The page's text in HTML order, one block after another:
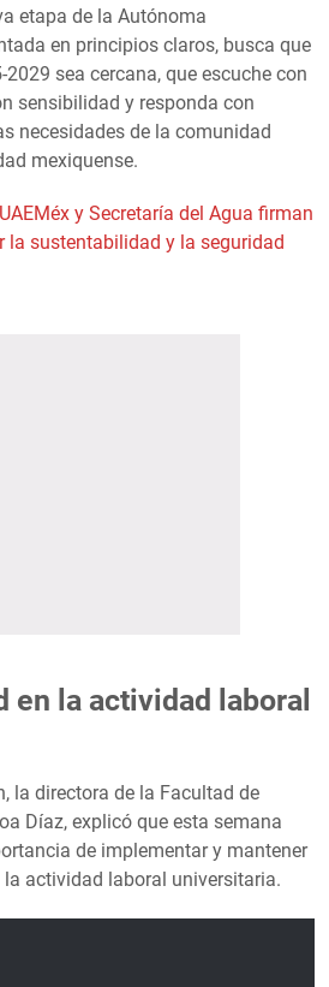
etapa de la Autónoma
en principios claros, busca que
sea cercana, que escuche con
sensibilidad y responda con
necesidades de la comunidad
mexiquense.
UAEMéx y Secretaría del Agua firman
la sustentabilidad y la seguridad
en la actividad laboral
la directora de la Facultad de
Díaz, explicó que esta semana
de implementar y mantener
actividad laboral universitaria.